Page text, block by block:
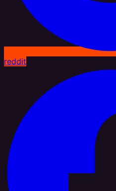
reddit